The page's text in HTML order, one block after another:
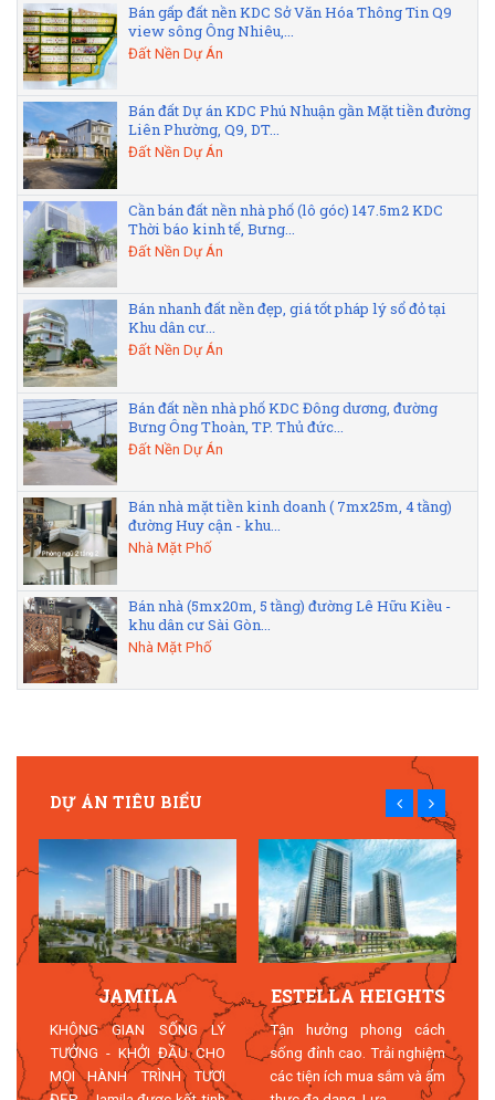
Bán gấp đất nền KDC Sở Văn Hóa Thông Tin Q9
view sông Ông Nhiêu,...
Đất Nền Dự Án
Bán đất Dự án KDC Phú Nhuận gần Mặt tiền đường
Liên Phường, Q9, DT...
Đất Nền Dự Án
Cần bán đất nền nhà phố (lô góc) 147.5m2 KDC
Thời báo kinh tế, Bưng...
Đất Nền Dự Án
Bán nhanh đất nền đẹp, giá tốt pháp lý sổ đỏ tại
Khu dân cư...
Đất Nền Dự Án
Bán đất nền nhà phố KDC Đông dương, đường
Bưng Ông Thoàn, TP. Thủ đức...
Đất Nền Dự Án
Bán nhà mặt tiền kinh doanh ( 7mx25m, 4 tầng)
đường Huy cận - khu...
Nhà Mặt Phố
Bán nhà (5mx20m, 5 tầng) đường Lê Hữu Kiều -
khu dân cư Sài Gòn...
Nhà Mặt Phố
DỰ ÁN TIÊU BIỂU
JAMILA
KHÔNG GIAN SỐNG LÝ
TƯỞNG - KHỞI ĐẦU CHO
MỌI HÀNH TRÌNH TƯƠI
ESTELLA HEIGHTS
Tận hưởng phong cách
sống đỉnh cao. Trải nghiệm
các tiện ích mua sắm và ẩm